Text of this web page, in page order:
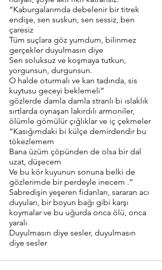
“Kaburgalarımda debelenir bir titrek
endişe, sen suskun, sen sessiz, ben
çaresiz
Tüm suçlara göz yumdum, bilinmez
gerçekler duyulmasın diye
Sen soluksuz ve koşmaya tutkun,
yorgunsun, durgunsun.
O halde oturmalı ve kan tadında, sis
kuytusu geceyi beklemeli”
gözlerde damla damla stranlı bi ıslaklık
sırtlarda oynaşan lakırdılı armoniler,
ölümle gömülür çığlıklar ve iç çekmeler
“Kasığımdaki bi külçe demirdendir bu
tökezlemem
Bana üzüm çöpünden de olsa bir dal
uzat, düşecem
Ve bu kör kuyunun sonuna belki de
gözlerimde bir perdeyle inecem .”
Sabredişin yeşeren fidanları, sararan acı
duyuları, bir boyun bağı gibi karşı
koymalar ve bu uğurda onca ölü, onca
yaralı
Duyulmasın diye sesler, duyulmasın
diye sesler